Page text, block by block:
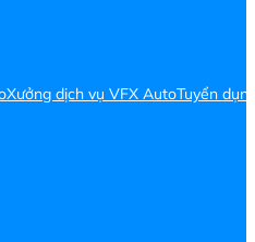
Xưởng dịch vụ VFX AutoTuyển